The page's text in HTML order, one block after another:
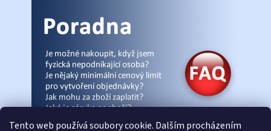
Tento web používá soubory cookie. Dalším procházením